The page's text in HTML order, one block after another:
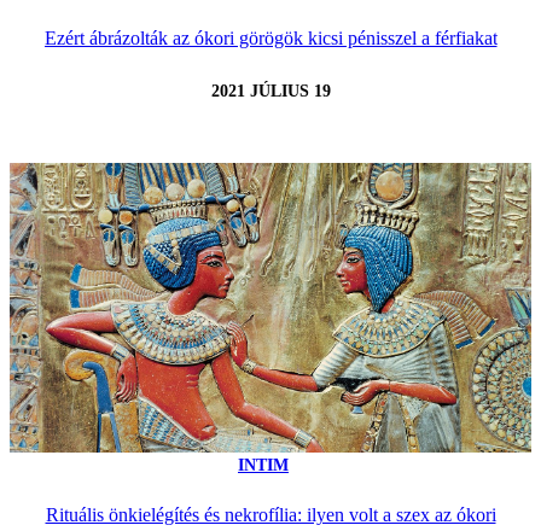
Ezért ábrázolták az ókori görögök kicsi pénisszel a férfiakat
2021 JÚLIUS 19
INTIM
Rituális önkielégítés és nekrofília: ilyen volt a szex az ókori